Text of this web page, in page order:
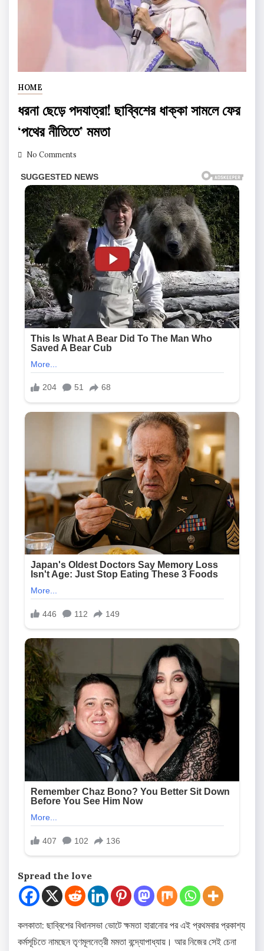
HOME
ধরনা ছেড়ে পদযাত্রা! ছাব্বিশের ধাক্কা সামলে ফের
‘পথের নীতিতে’ মমতা
No Comments
Spread the love
কলকাতা: ছাব্বিশের বিধানসভা ভোটে ক্ষমতা হারানোর পর এই প্রথমবার প্রকাশ্য
কর্মসূচিতে নামছেন তৃণমূলনেত্রী মমতা বন্দ্যোপাধ্যায়। আর নিজের সেই চেনা